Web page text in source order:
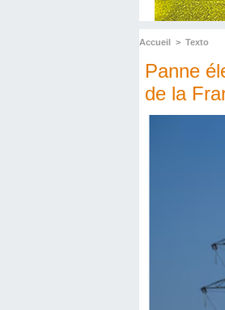
Accueil > Texto
Panne
de la